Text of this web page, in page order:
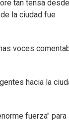
tan tensa
la ciudad fue
voces
hacia la
fuerza" para